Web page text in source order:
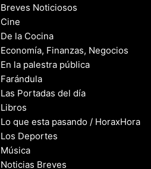
Breves Noticiosos
Cine
De la Cocina
Economía, Finanzas, Negocios
En la palestra pública
Farándula
Las Portadas del día
Libros
Lo que esta pasando / HoraxHora
Los Deportes
Música
Noticias Breves